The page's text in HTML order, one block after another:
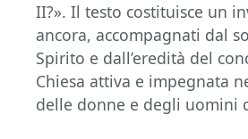
II?». Il testo costituisce un
ancora, accompagnati dal
Spirito e dall’eredità del
Chiesa attiva e impegnata
delle donne e degli uomini